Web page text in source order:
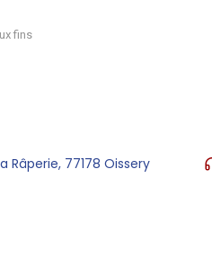
fins
Râperie, 77178 Oissery